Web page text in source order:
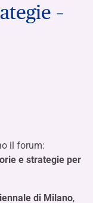
–
il forum:
e strategie per
di Milano,